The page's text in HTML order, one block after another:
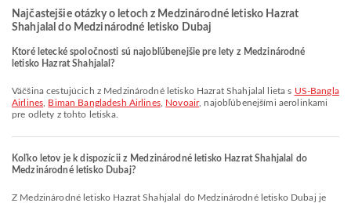
Najčastejšie otázky o letoch z Medzinárodné letisko Hazrat
Shahjalal do Medzinárodné letisko Dubaj
Ktoré letecké spoločnosti sú najobľúbenejšie pre lety z Medzinárodné
letisko Hazrat Shahjalal?
Väčšina cestujúcich z Medzinárodné letisko Hazrat Shahjalal lieta s US-Bangla
Airlines Biman Bangladesh Airlines, Novoair, najobľúbenejšími aerolinkami
pre odlety z tohto letiska.
Koľko letov je k dispozícii z Medzinárodné letisko Hazrat Shahjalal do
Medzinárodné letisko Dubaj?
Z Medzinárodné letisko Hazrat Shahjalal do Medzinárodné letisko Dubaj je